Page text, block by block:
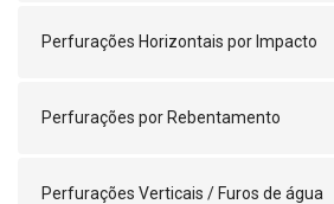
Perfurações Horizontais por Impacto
Perfurações por Rebentamento
Perfurações Verticais / Furos de água